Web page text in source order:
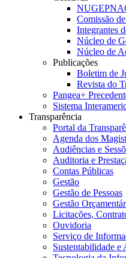
Comissão
Integrantes
Núcleo de
Núcleo de
Publicações
Boletim de
Revista do
Pangea+
Sistema
Transparência
Portal da
Agenda dos
Audiências e
Auditoria e
Contas Públicas
Gestão
Gestão de Pessoas
Gestão
Licitações,
Ouvidoria
Serviço de
Sustentabilidade e